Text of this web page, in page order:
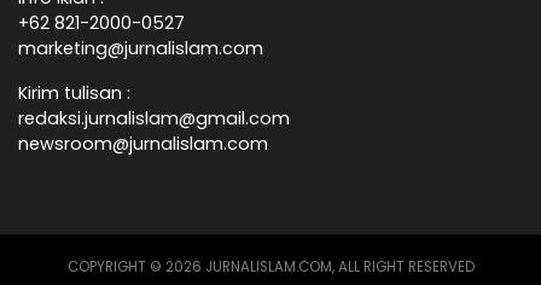
+62 821-2000-0527
marketing@jurnalislam.com
Kirim tulisan :
redaksi.jurnalislam@gmail.com
newsroom@jurnalislam.com
COPYRIGHT © 2026 JURNALISLAM.COM, ALL RIGHT RESERVED